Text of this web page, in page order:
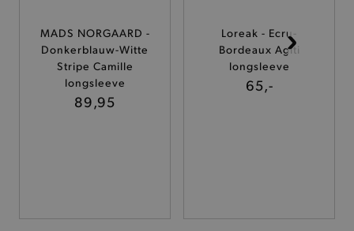
MADS NORGAARD -
Donkerblauw-Witte
Stripe Camille
longsleeve
89,95
Loreak - Ecru-
Bordeaux Agiti
longsleeve
65,-
TARGETING
FUNCTIONALITEIT
De strikt noodzakelijke cookies verbeteren jouw